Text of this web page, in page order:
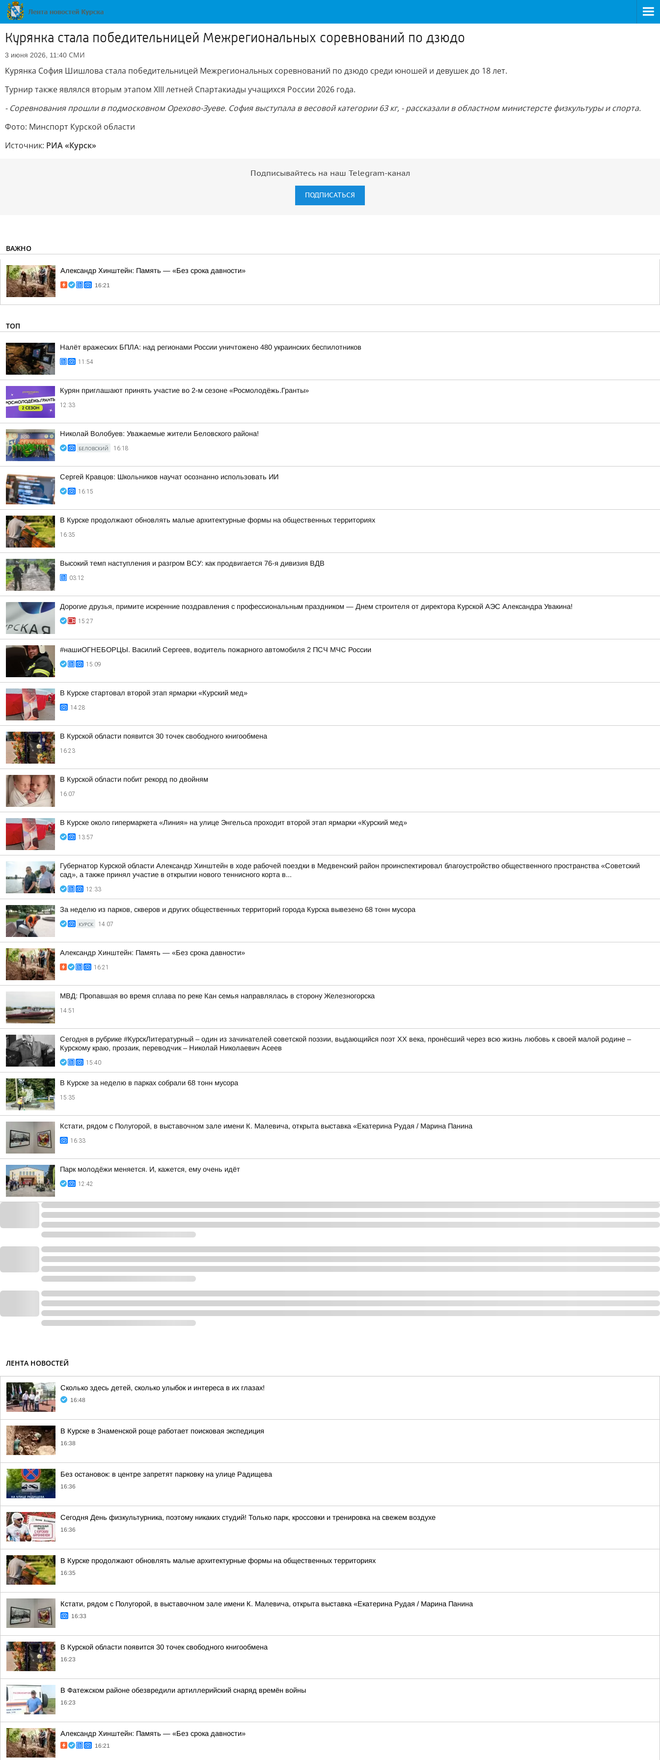
Курянка стала победительницей Межрегиональных соревнований по дзюдо
3 июня 2026, 11:40 СМИ
Курянка София Шишлова стала победительницей Межрегиональных соревнований по дзюдо среди юношей и девушек до 18 лет.
Турнир также являлся вторым этапом XIII летней Спартакиады учащихся России 2026 года.
- Соревнования прошли в подмосковном Орехово-Зуеве. София выступала в весовой категории 63 кг, - рассказали в областном министерсте физкультуры и спорта.
Фото: Минспорт Курской области
Источник: РИА «Курск»
Подписывайтесь на наш Telegram-канал
ПОДПИСАТЬСЯ
ВАЖНО
Александр Хинштейн: Память — «Без срока давности»
16:21
ТОП
Налёт вражеских БПЛА: над регионами России уничтожено 480 украинских беспилотников
11:54
Курян приглашают принять участие во 2-м сезоне «Росмолодёжь.Гранты»
12:33
Николай Волобуев: Уважаемые жители Беловского района!
БЕЛОВСКИЙ 16:18
Сергей Кравцов: Школьников научат осознанно использовать ИИ
16:15
В Курске продолжают обновлять малые архитектурные формы на общественных территориях
16:35
Высокий темп наступления и разгром ВСУ: как продвигается 76-я дивизия ВДВ
03:12
Дорогие друзья, примите искренние поздравления с профессиональным праздником — Днем строителя от директора Курской АЭС Александра Увакина!
15:27
#нашиОГНЕБОРЦЫ. Василий Сергеев, водитель пожарного автомобиля 2 ПСЧ МЧС России
15:09
В Курске стартовал второй этап ярмарки «Курский мед»
14:28
В Курской области появится 30 точек свободного книгообмена
16:23
В Курской области побит рекорд по двойням
16:07
В Курске около гипермаркета «Линия» на улице Энгельса проходит второй этап ярмарки «Курский мед»
13:57
Губернатор Курской области Александр Хинштейн в ходе рабочей поездки в Медвенский район проинспектировал благоустройство общественного пространства «Советский
сад», а также принял участие в открытии нового теннисного корта в...
12:33
За неделю из парков, скверов и других общественных территорий города Курска вывезено 68 тонн мусора
КУРСК 14:07
Александр Хинштейн: Память — «Без срока давности»
16:21
МВД: Пропавшая во время сплава по реке Кан семья направлялась в сторону Железногорска
14:51
Сегодня в рубрике #КурскЛитературный – один из зачинателей советской поэзии, выдающийся поэт ХХ века, пронёсший через всю жизнь любовь к своей малой родине –
Курскому краю, прозаик, переводчик – Николай Николаевич Асеев
15:40
В Курске за неделю в парках собрали 68 тонн мусора
15:35
Кстати, рядом с Полугорой, в выставочном зале имени К. Малевича, открыта выставка «Екатерина Рудая / Марина Панина
16:33
Парк молодёжи меняется. И, кажется, ему очень идёт
12:42
ЛЕНТА НОВОСТЕЙ
Сколько здесь детей, сколько улыбок и интереса в их глазах!
16:48
В Курске в Знаменской роще работает поисковая экспедиция
16:38
Без остановок: в центре запретят парковку на улице Радищева
16:36
Сегодня День физкультурника, поэтому никаких студий! Только парк, кроссовки и тренировка на свежем воздухе
16:36
В Курске продолжают обновлять малые архитектурные формы на общественных территориях
16:35
Кстати, рядом с Полугорой, в выставочном зале имени К. Малевича, открыта выставка «Екатерина Рудая / Марина Панина
16:33
В Курской области появится 30 точек свободного книгообмена
16:23
В Фатежском районе обезвредили артиллерийский снаряд времён войны
16:23
Александр Хинштейн: Память — «Без срока давности»
16:21